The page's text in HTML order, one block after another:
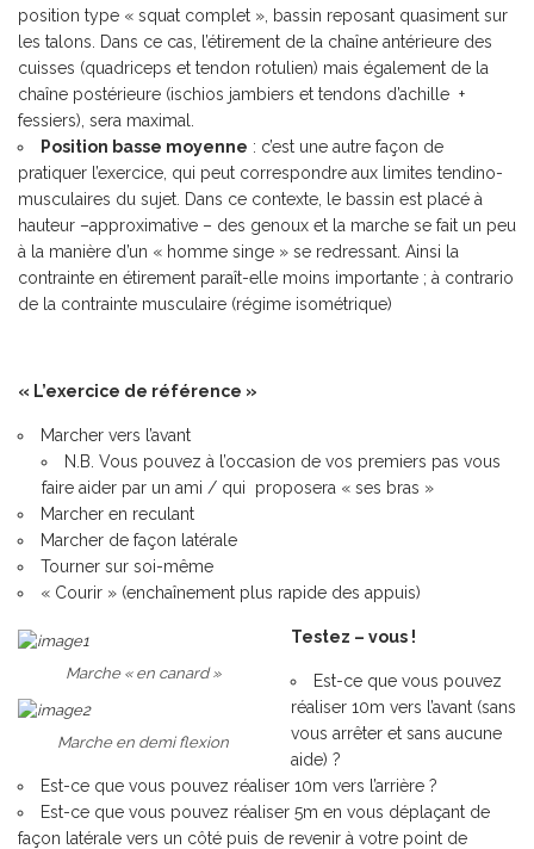
position type « squat complet », bassin reposant quasiment sur
les talons. Dans ce cas, l’étirement de la chaîne antérieure des
cuisses (quadriceps et tendon rotulien) mais également de la
chaîne postérieure (ischios jambiers et tendons d’achille +
fessiers), sera maximal.
Position basse moyenne : c’est une autre façon de
pratiquer l’exercice, qui peut correspondre aux limites tendino-
musculaires du sujet. Dans ce contexte, le bassin est placé à
hauteur –approximative – des genoux et la marche se fait un peu
à la manière d’un « homme singe » se redressant. Ainsi la
contrainte en étirement paraît-elle moins importante ; à contrario
de la contrainte musculaire (régime isométrique)
« L’exercice de référence »
Marcher vers l’avant
N.B. Vous pouvez à l’occasion de vos premiers pas vous
faire aider par un ami / qui proposera « ses bras »
Marcher en reculant
Marcher de façon latérale
Tourner sur soi-même
« Courir » (enchaînement plus rapide des appuis)
Marche « en canard »
Marche en demi flexion
Testez – vous !
Est-ce que vous pouvez
réaliser 10m vers l’avant (sans
vous arrêter et sans aucune
aide) ?
Est-ce que vous pouvez réaliser 10m vers l’arrière ?
Est-ce que vous pouvez réaliser 5m en vous déplaçant de
façon latérale vers un côté puis de revenir à votre point de